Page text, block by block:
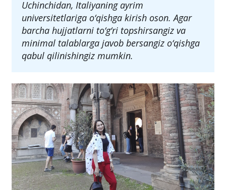
Uchinchidan, Italiyaning ayrim
universitetlariga o‘qishga kirish oson. Agar
barcha hujjatlarni to‘g‘ri topshirsangiz va
minimal talablarga javob bersangiz o‘qishga
qabul qilinishingiz mumkin.